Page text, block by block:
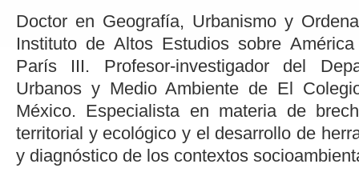
Doctor en Geografía, Urbanismo y
Instituto de Altos Estudios sobre
París III. Profesor-investigador del
Urbanos y Medio Ambiente de El
México. Especialista en materia de
territorial y ecológico y el desarrollo de
y diagnóstico de los contextos